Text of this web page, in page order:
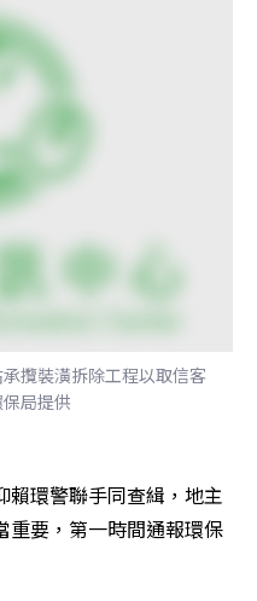
攬裝潢拆除工程以取信客
局提供
賴環警聯手同查緝，地主
重要，第一時間通報環保